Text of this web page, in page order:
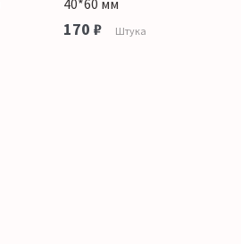
40*60 мм
170 ₽ Штука